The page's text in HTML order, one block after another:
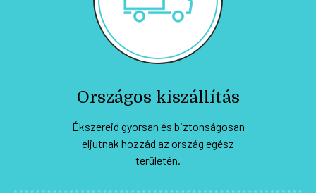
Országos kiszállítás
Ékszereid gyorsan és biztonságosan
eljutnak hozzád az ország egész
területén.